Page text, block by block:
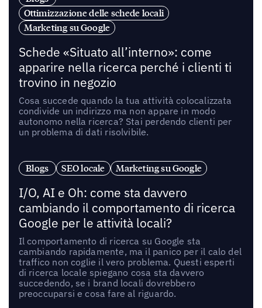
Ottimizzazione delle schede locali
Marketing su Google
Schede «Situato all’interno»: come
apparire nella ricerca perché i clienti ti
trovino in negozio
Cosa succede quando la tua attività colocalizzata
condivide un indirizzo ma non appare in modo
autonomo nella ricerca? Stai perdendo clienti per
un problema di dati risolvibile.
Blogs SEO locale Marketing su Google
I/O, AI e Oh: come sta davvero
cambiando il comportamento di ricerca
Google per le attività locali?
Il comportamento di ricerca su Google sta
cambiando rapidamente, ma il panico per il calo del
traffico non coglie il vero problema. Questi esperti
di ricerca locale spiegano cosa sta davvero
succedendo, se i brand locali dovrebbero
preoccuparsi e cosa fare al riguardo.